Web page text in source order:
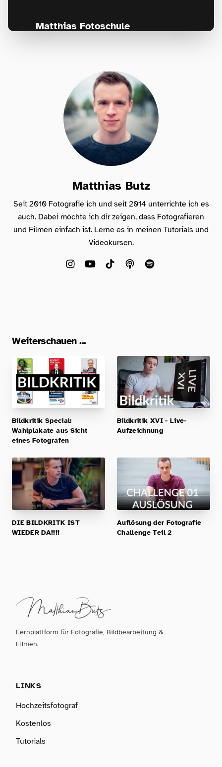
Matthias Fotoschule
Matthias Butz
Seit 2010 Fotografie ich und seit 2014 unterrichte ich es
auch. Dabei möchte ich dir zeigen, dass Fotografieren
und Filmen einfach ist. Lerne es in meinen Tutorials und
Videokursen.
Weiterschauen ...
Bildkritik Special:
Wahlplakate aus Sicht
eines Fotografen
Bildkritik XVI - Live-
Aufzeichnung
DIE BILDKRITK IST
WIEDER DA!!!!
Auflösung der Fotografie
Challenge Teil 2
Lernplattform für Fotografie, Bildbearbeitung &
Filmen.
LINKS
Hochzeitsfotograf
Kostenlos
Tutorials